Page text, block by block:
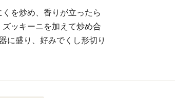
を炒め、香りが立ったら
ッキーニを加えて炒め合
に盛り、好みでくし形切り